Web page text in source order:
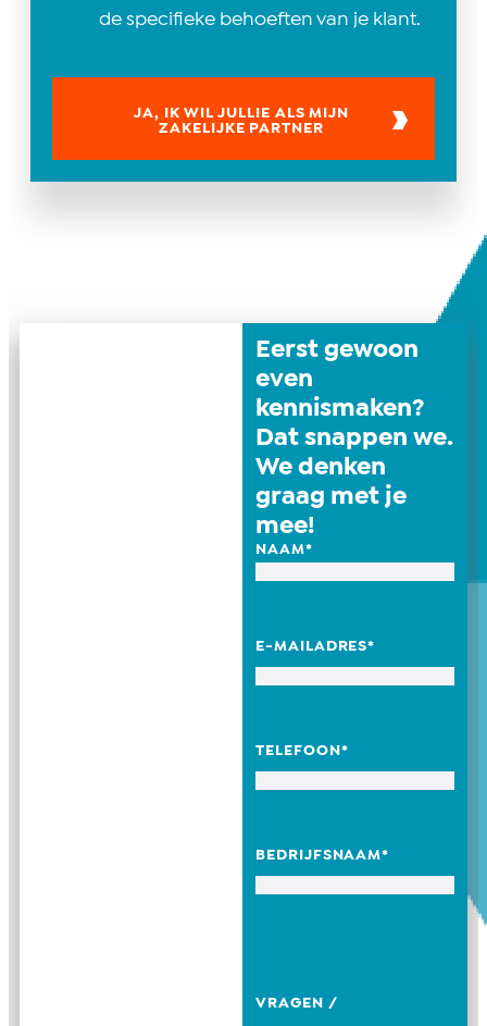
de specifieke behoeften van je klant.
JA, IK WIL JULLIE ALS MIJN
ZAKELIJKE PARTNER
Eerst gewoon
even
kennismaken?
Dat snappen we.
We denken
graag met je
mee!
NAAM*
E-MAILADRES*
TELEFOON *
BEDRIJFSNAAM*
VRAGEN /